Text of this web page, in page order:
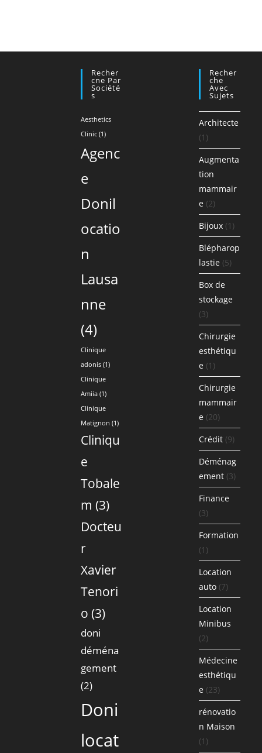
Recher
Cne Par
Société
S
Aesthetics
Clinic (1)
Agenc
e
Donil
ocatio
n
Lausa
nne
(4)
Clinique
adonis (1)
Clinique
Amiia (1)
Clinique
Matignon (1)
Cliniqu
e
Tobale
m (3)
Docteu
r
Xavier
Tenori
o (3)
doni
déména
gement
(2)
Doni
locat
Recher
Che
Avec
Sujets
Architecte
(1)
Augmenta
tion
mammair
e (2)
Bijoux (1)
Blépharop
lastie (5)
Box de
stockage
(3)
Chirurgie
esthétiqu
e (1)
Chirurgie
mammair
e (20)
Crédit (9)
Déménag
ement (3)
Finance
(3)
Formation
(1)
Location
auto (7)
Location
Minibus
(2)
Médecine
esthétiqu
e (23)
rénovatio
n Maison
(1)